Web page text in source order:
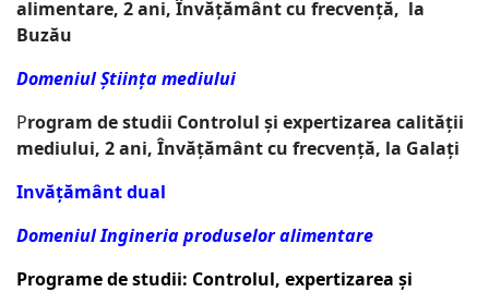
alimentare, 2 ani, Învățământ cu frecvență, la
Buzău
Domeniul Știința mediului
Program de studii Controlul și expertizarea calității
mediului, 2 ani, Învățământ cu frecvență, la Galați
Invățământ dual
Domeniul Ingineria produselor alimentare
Programe de studii: Controlul, expertizarea și